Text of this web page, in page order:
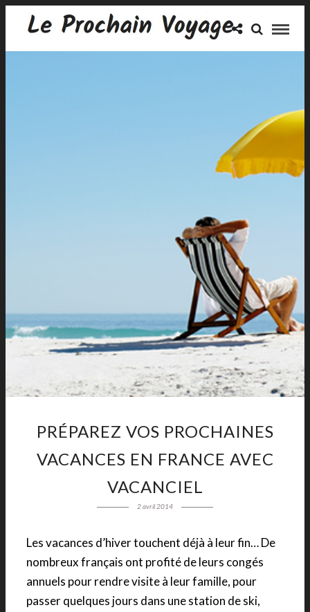
PRÉPAREZ VOS PROCHAINES
VACANCES EN FRANCE AVEC
VACANCIEL
2 avril 2014
Les vacances d’hiver touchent déjà à leur fin… De
nombreux français ont profité de leurs congés
annuels pour rendre visite à leur famille, pour
passer quelques jours dans une station de ski,